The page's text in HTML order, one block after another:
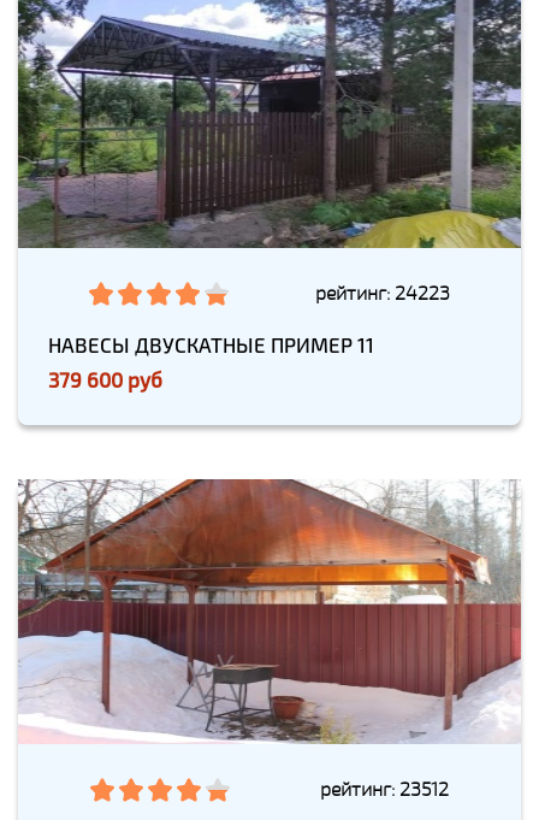
рейтинг: 24223
НАВЕСЫ ДВУСКАТНЫЕ ПРИМЕР 11
379 600 руб
рейтинг: 23512